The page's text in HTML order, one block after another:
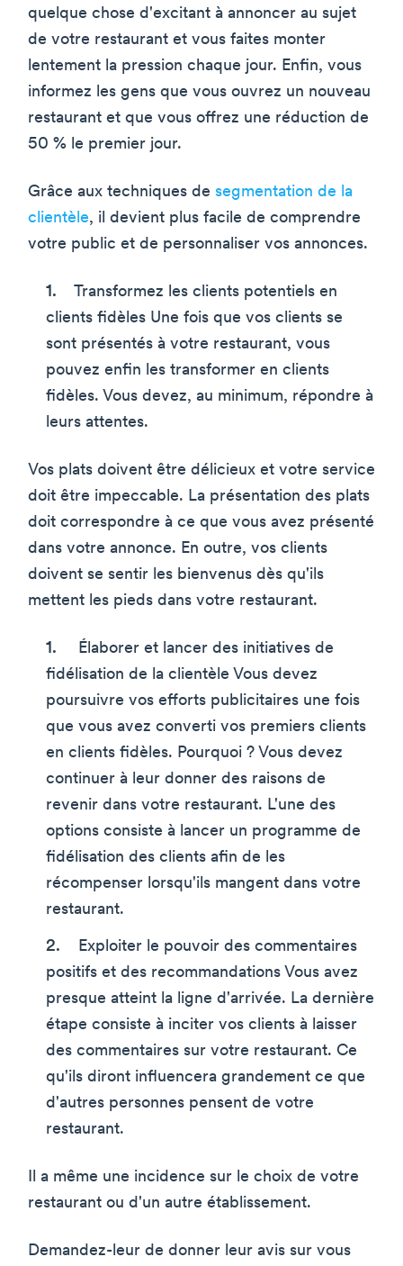
quelque chose d'excitant à annoncer au sujet
de votre restaurant et vous faites monter
lentement la pression chaque jour. Enfin, vous
informez les gens que vous ouvrez un nouveau
restaurant et que vous offrez une réduction de
50 % le premier jour.
Grâce aux techniques de segmentation de la
clientèle, il devient plus facile de comprendre
votre public et de personnaliser vos annonces.
Transformez les clients potentiels en
clients fidèles Une fois que vos clients se
sont présentés à votre restaurant, vous
pouvez enfin les transformer en clients
fidèles. Vous devez, au minimum, répondre à
leurs attentes.
Vos plats doivent être délicieux et votre service
doit être impeccable. La présentation des plats
doit correspondre à ce que vous avez présenté
dans votre annonce. En outre, vos clients
doivent se sentir les bienvenus dès qu'ils
mettent les pieds dans votre restaurant.
Élaborer et lancer des initiatives de
fidélisation de la clientèle Vous devez
poursuivre vos efforts publicitaires une fois
que vous avez converti vos premiers clients
en clients fidèles. Pourquoi ? Vous devez
continuer à leur donner des raisons de
revenir dans votre restaurant. L'une des
options consiste à lancer un programme de
fidélisation des clients afin de les
récompenser lorsqu'ils mangent dans votre
restaurant.
Exploiter le pouvoir des commentaires
positifs et des recommandations Vous avez
presque atteint la ligne d'arrivée. La dernière
étape consiste à inciter vos clients à laisser
des commentaires sur votre restaurant. Ce
qu'ils diront influencera grandement ce que
d'autres personnes pensent de votre
restaurant.
Il a même une incidence sur le choix de votre
restaurant ou d'un autre établissement.
Demandez-leur de donner leur avis sur vous